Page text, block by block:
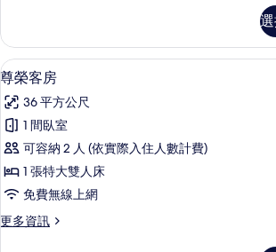
相
片
客
房
的
詳
情
顯
示
尊
榮
客
房
的
所
尊榮客房 | 埃
7
尊榮客房
36 平方公尺
1 間臥室
可容納 2 人 (依實際入住人數計費)
1 張特大雙人床
免費無線上網
更多資訊
更